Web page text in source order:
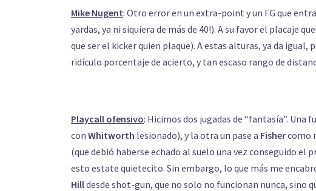
Mike Nugent: Otro error en un extra-point y un FG que
yardas, ya ni siquiera de más de 40!). A su favor el placaje
que ser el kicker quien plaque). A estas alturas, ya da
ridículo porcentaje de acierto, y tan escaso rango de
Playcall ofensivo: Hicimos dos jugadas de “fantasía”. Una
con Whitworth lesionado), y la otra un pase a Fishercomo
(que debió haberse echado al suelo una vez conseguido el
esto estate quietecito. Sin embargo, lo que más me
Hilldesde shot-gun, que no solo no funcionan nunca, sino